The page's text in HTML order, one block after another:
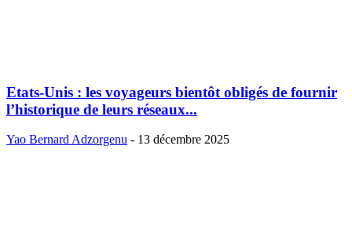
Etats-Unis : les voyageurs bientôt obligés de fournir
l’historique de leurs réseaux...
Yao Bernard Adzorgenu - 13 décembre 2025